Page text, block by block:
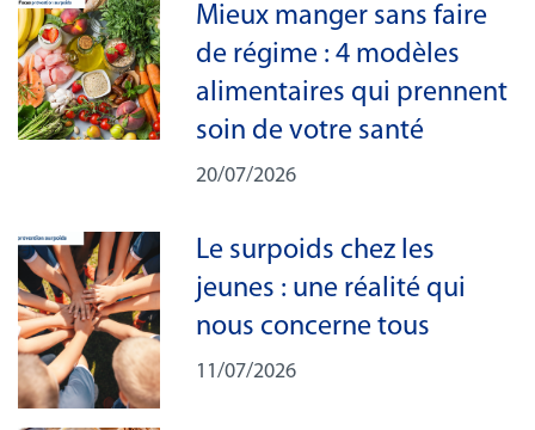
Mieux manger sans faire
de régime : 4 modèles
alimentaires qui prennent
soin de votre santé
20/07/2026
Le surpoids chez les
jeunes : une réalité qui
nous concerne tous
11/07/2026